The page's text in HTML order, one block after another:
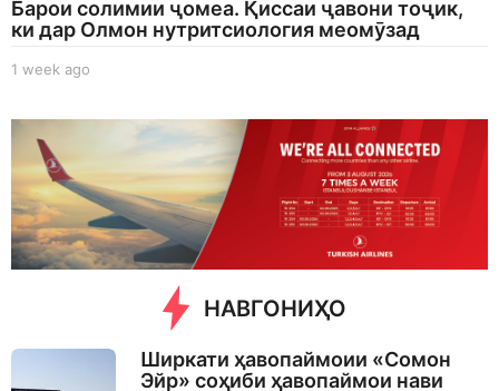
Барои солимии ҷомеа. Қиссаи ҷавони тоҷик,
ки дар Олмон нутритсиология меомӯзад
1 week ago
g
o
НАВГОНИҲО
Ширкати ҳавопаймоии «Сомон
Эйр» соҳиби ҳавопаймои нави